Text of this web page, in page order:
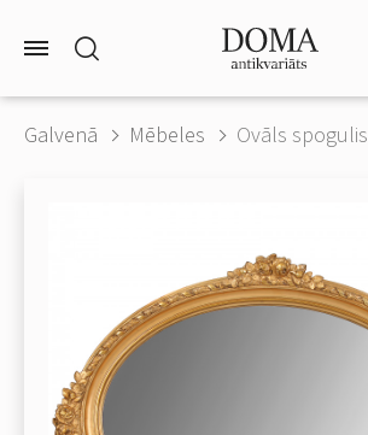
Galvenā Mēbeles Ovāls spogulis